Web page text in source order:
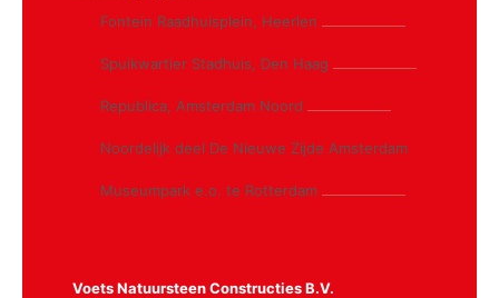
Fontein Raadhuisplein, Heerlen
Spuikwartier Stadhuis, Den Haag
Republica, Amsterdam Noord
Noordelijk deel De Nieuwe Zijde Amsterdam
Museumpark e.o. te Rotterdam
Voets Natuursteen Constructies B.V.